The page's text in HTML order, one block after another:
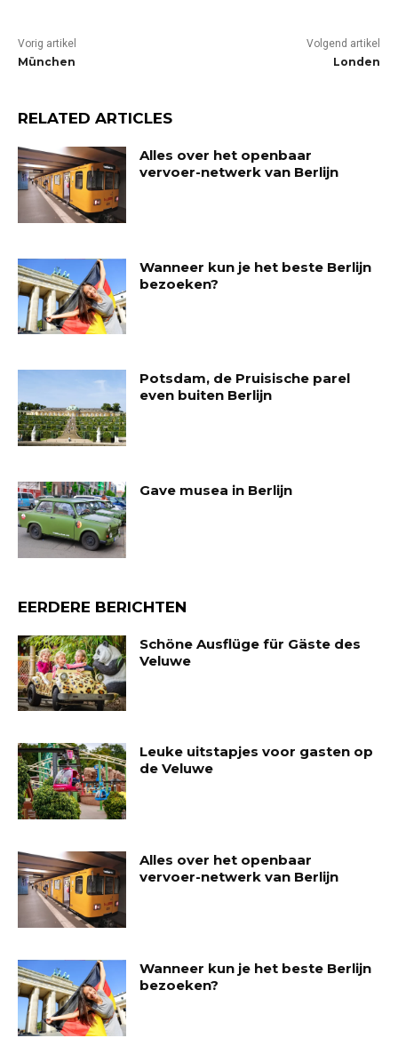
Vorig artikel
München
Volgend artikel
Londen
RELATED ARTICLES
Alles over het openbaar
vervoer-netwerk van Berlijn
Wanneer kun je het beste Berlijn
bezoeken?
Potsdam, de Pruisische parel
even buiten Berlijn
Gave musea in Berlijn
EERDERE BERICHTEN
Schöne Ausflüge für Gäste des
Veluwe
Leuke uitstapjes voor gasten op
de Veluwe
Alles over het openbaar
vervoer-netwerk van Berlijn
Wanneer kun je het beste Berlijn
bezoeken?